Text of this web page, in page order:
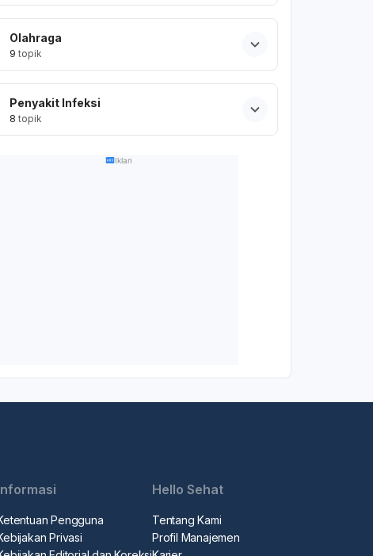
Olahraga
9 topik
Penyakit Infeksi
8 topik
Iklan
Pengguna
Privasi
Hello Sehat
Tentang Kami
Profil Manajemen